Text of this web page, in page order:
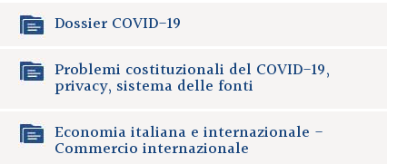
Dossier COVID-19
Problemi costituzionali del COVID-19,
privacy, sistema delle fonti
Economia italiana e internazionale -
Commercio internazionale